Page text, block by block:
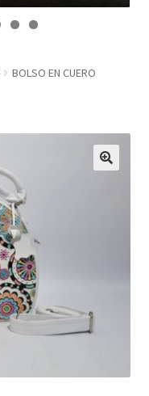
BOLSO EN CUERO